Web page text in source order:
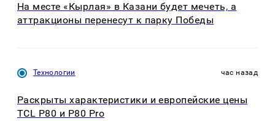
На месте «Кырлая» в Казани будет мечеть, а
аттракционы перенесут к парку Победы
Технологии час назад
Раскрыты характеристики и европейские цены
TCL P80 и P80 Pro